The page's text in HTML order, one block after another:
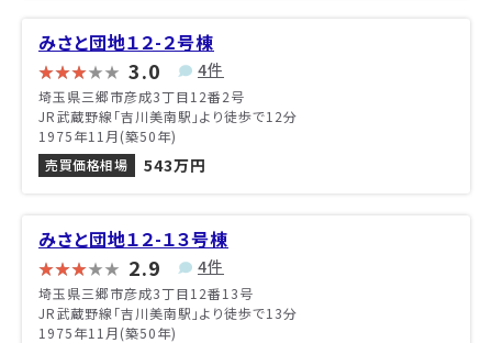
みさと団地１２-２号棟
3.0 4件
埼玉県三郷市彦成3丁目12番2号
JR武蔵野線「吉川美南駅」より徒歩で12分
1975年11月(築50年)
売買価格相場
543万円
みさと団地１２-１３号棟
2.9 4件
埼玉県三郷市彦成3丁目12番13号
JR武蔵野線「吉川美南駅」より徒歩で13分
1975年11月(築50年)